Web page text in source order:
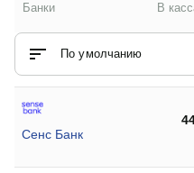
Банки В
По умолчанию
Сенс Банк